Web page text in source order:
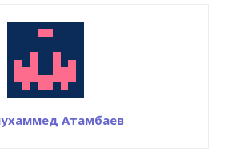
Атамбаев